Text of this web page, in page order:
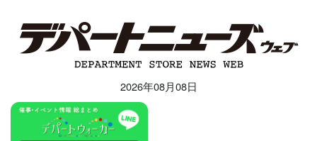
2026年08月08日